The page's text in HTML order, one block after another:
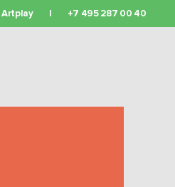
Artplay | +7 495 287 00 40